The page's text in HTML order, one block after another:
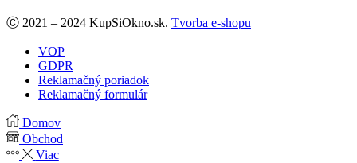
Facebook
Ⓒ 2021 – 2024 KupSiOkno.sk. Tvorba e-shopu
VOP
GDPR
Reklamačný poriadok
Reklamačný formulár
Domov
Obchod
Viac